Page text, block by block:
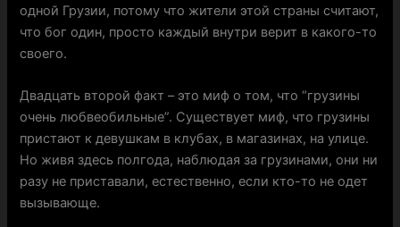
одной Грузии, потому что жители этой страны считают,
что бог один, просто каждый внутри верит в какого-то
своего.
Двадцать второй факт – это миф о том, что “грузины
очень любвеобильные”. Существует миф, что грузины
пристают к девушкам в клубах, в магазинах, на улице.
Но живя здесь полгода, наблюдая за грузинами, они ни
разу не приставали, естественно, если кто-то не одет
вызывающе.